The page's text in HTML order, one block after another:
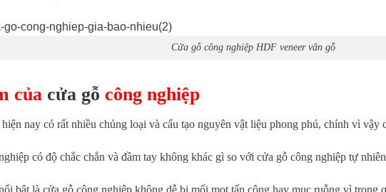
Cửa gỗ công nghiệp HDF veneer vân gỗ
của cửa gỗ công nghiệp
nay có rất nhiều chủng loại và cấu tạo nguyên vật liệu phong phú, chính vì vậy
có độ chắc chắn và đầm tay không khác gì so với cửa gỗ công nghiệp tự nhiên
bật là cửa gỗ công nghiệp không dễ bị mối mọt tấn công hay mục ruỗng vì trong